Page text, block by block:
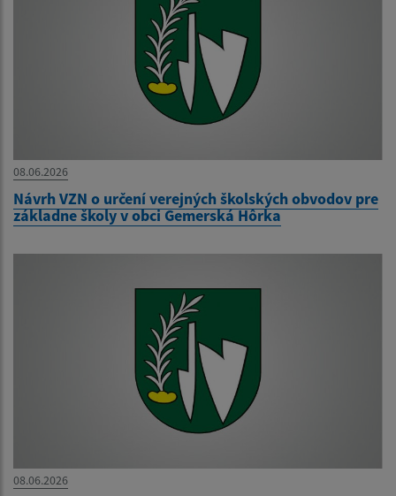
08.06.2026
Návrh VZN o určení verejných školských obvodov pre
základne školy v obci Gemerská Hôrka
08.06.2026